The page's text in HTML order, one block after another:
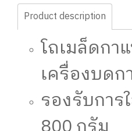
Product description
โถเมล็ดกา
เครื่องบดก
รองรับการ